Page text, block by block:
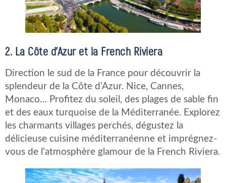
2. La Côte d’Azur et la French Riviera
Direction le sud de la France pour découvrir la
splendeur de la Côte d’Azur. Nice, Cannes,
Monaco… Profitez du soleil, des plages de sable fin
et des eaux turquoise de la Méditerranée. Explorez
les charmants villages perchés, dégustez la
délicieuse cuisine méditerranéenne et imprégnez-
vous de l’atmosphère glamour de la French Riviera.